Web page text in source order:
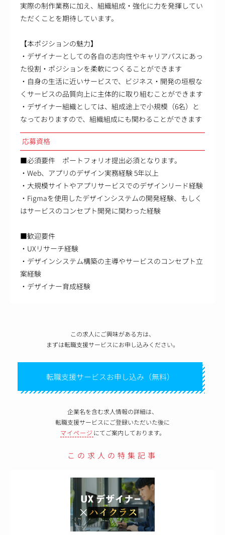
実際の制作業務に加え、組織組成・強化に力を発揮してい
ただくことを期待しています。
【本ポジションの魅力】
・デザイナーとしての各自の志向性やキャリアパスにあっ
た役割・ポジションを柔軟につくることができます
・自身の生活に近いサービスで、ビジネス・開発の垣根な
くサービスの品質向上に主体的に取り組むことができます
・デザイナー組織としては、組成途上で小規模（6名）と
なっておりますので、組織組成にも関わることができます
応募資格
■必須要件 ポートフォリオ提出必須となります。
・Web、アプリのデザイン実務経験 5年以上
・大規模サイトやアプリサービスでのデザインリード経験
・Figmaを使用したデザインシステムの開発経験、もしく
はサービスのコンセプト開発に関わった経験
■歓迎要件
・UXリサーチ経験
・デザインシステム構築の主導やサービスのコンセプト立
案経験
・デザイナー育成経験
この求人にご興味がある方は、
まずは転職支援サービスにお申し込みください。
転職支援サービスお申し込み（無料）
企業名を含む求人情報の詳細は、
転職支援サービスにご登録いただいた後に
マイページ にてご案内しております。
この求人の特集記事